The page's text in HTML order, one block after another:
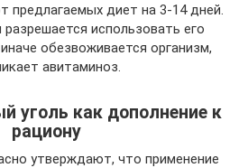
предлагаемых диет на 3-14 дней.
использовать его
обезвоживается организм,
авитаминоз.
уголь как дополнение к
рациону
утверждают, что применение